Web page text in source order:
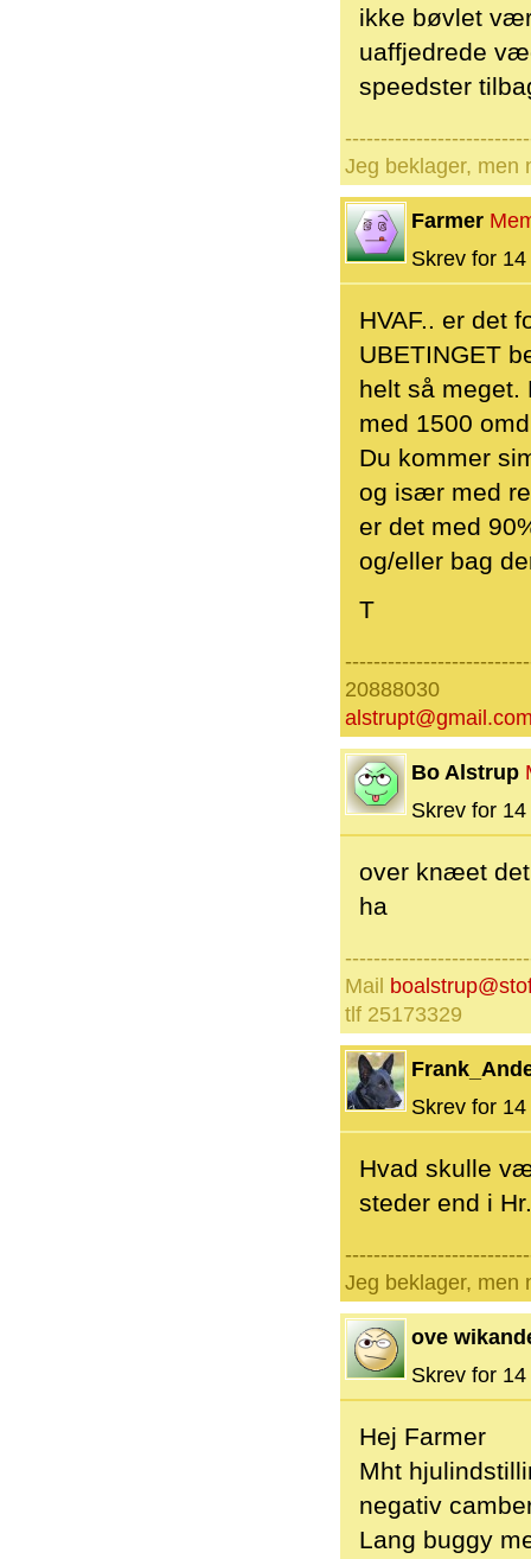
ikke bøvlet
uaffjedrede
speedster
Jeg beklager, men
Farmer
Skrev for
HVAF.. er det
UBETINGET
helt så meget.
med 1500
Du kommer
og især med
er det med
og/eller bag
T
20888030
Bo Alstrup
Skrev for
over knæet
ha
Mail
tlf 25173329
Skrev for
Hvad skulle
steder end i
Jeg beklager, men
ove
Skrev for
Hej Farmer
Mht
negativ
Lang buggy